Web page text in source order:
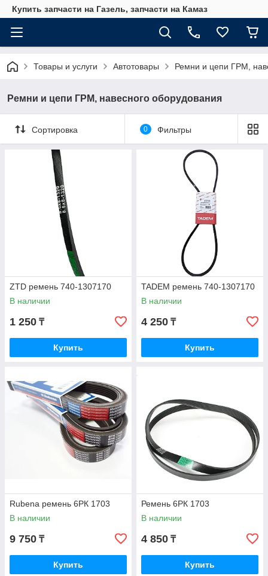
Купить запчасти на Газель, запчасти на Камаз
Товары и услуги Автотовары Ремни и цепи ГРМ,
Ремни и цепи ГРМ, навесного оборудования
Сортировка 0 Фильтры
ZTD ремень 740-1307170
В наличии
1 250 ₸
Купить
TADEM ремень 740-1307170
В наличии
4 250 ₸
Купить
Rubena ремень 6РК 1703
В наличии
9 750 ₸
Купить
Ремень 6РК 1703
В наличии
4 850 ₸
Купить